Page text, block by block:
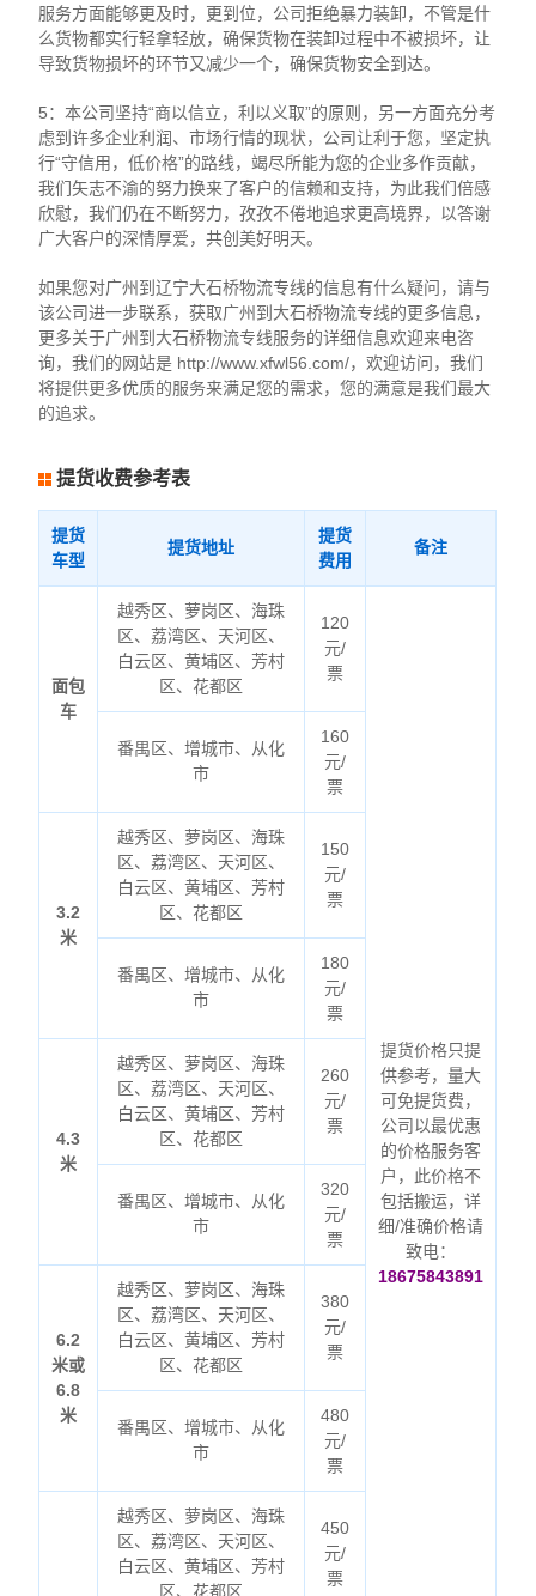
服务方面能够更及时，更到位，公司拒绝暴力装卸，不管是什
么货物都实行轻拿轻放，确保货物在装卸过程中不被损坏，让
导致货物损坏的环节又减少一个，确保货物安全到达。
5：本公司坚持“商以信立，利以义取”的原则，另一方面充分考
虑到许多企业利润、市场行情的现状，公司让利于您，坚定执
行“守信用，低价格”的路线，竭尽所能为您的企业多作贡献，
我们矢志不渝的努力换来了客户的信赖和支持，为此我们倍感
欣慰，我们仍在不断努力，孜孜不倦地追求更高境界，以答谢
广大客户的深情厚爱，共创美好明天。
如果您对广州到辽宁大石桥物流专线的信息有什么疑问，请与
该公司进一步联系，获取广州到大石桥物流专线的更多信息，
更多关于广州到大石桥物流专线服务的详细信息欢迎来电咨
询，我们的网站是 http://www.xfwl56.com/，欢迎访问，我们
将提供更多优质的服务来满足您的需求，您的满意是我们最大
的追求。
提货收费参考表
提货
车型
提货地址
提货
费用
备注
面包
车
越秀区、萝岗区、海珠
区、荔湾区、天河区、
白云区、黄埔区、芳村
区、花都区
120
元/
票
提货价格只提
供参考，量大
可免提货费，
公司以最优惠
的价格服务客
户，此价格不
包括搬运，详
细/准确价格请
致电：
18675843891
番禺区、增城市、从化
市
160
元/
票
3.2
米
越秀区、萝岗区、海珠
区、荔湾区、天河区、
白云区、黄埔区、芳村
区、花都区
150
元/
票
番禺区、增城市、从化
市
180
元/
票
4.3
米
越秀区、萝岗区、海珠
区、荔湾区、天河区、
白云区、黄埔区、芳村
区、花都区
260
元/
票
番禺区、增城市、从化
市
320
元/
票
6.2
米或
6.8
米
越秀区、萝岗区、海珠
区、荔湾区、天河区、
白云区、黄埔区、芳村
区、花都区
380
元/
票
番禺区、增城市、从化
市
480
元/
票
越秀区、萝岗区、海珠
区、荔湾区、天河区、
白云区、黄埔区、芳村
区、花都区
450
元/
票